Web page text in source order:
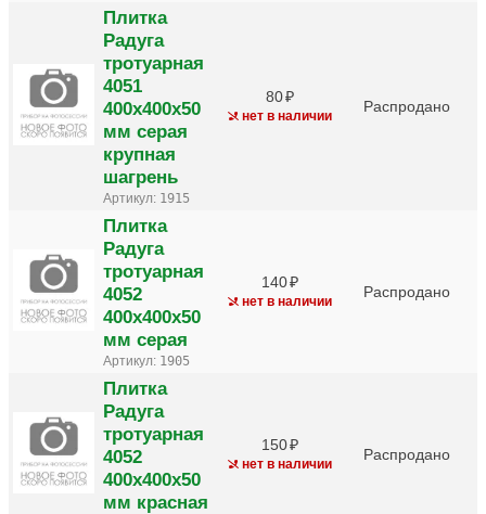
Плитка
Радуга
тротуарная
4051
400х400х50
мм серая
крупная
шагрень
Артикул: 1915
80
нет в наличии
Распродано
Плитка
Радуга
тротуарная
4052
400х400х50
мм серая
Артикул: 1905
140
нет в наличии
Распродано
Плитка
Радуга
тротуарная
4052
400х400х50
мм красная
150
нет в наличии
Распродано